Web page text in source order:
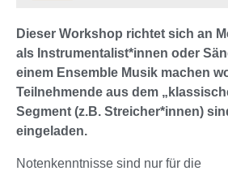
Dieser Workshop richtet sich an
als Instrumentalist*innen oder
einem Ensemble Musik machen
Teilnehmende aus dem
Segment (z.B. Streicher*innen)
eingeladen.
Notenkenntnisse sind nur für die